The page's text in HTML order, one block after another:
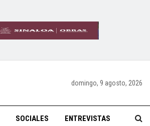
domingo, 9 agosto, 2026
SOCIALES ENTREVISTAS